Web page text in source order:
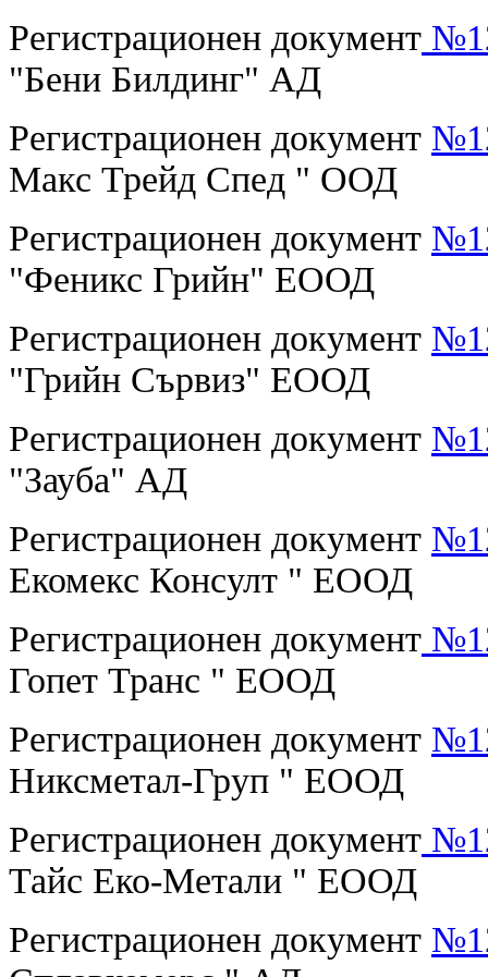
Регистрационен документ
"Бени Билдинг" АД
Регистрационен документ
Макс Трейд Спед " ООД
Регистрационен документ
"Феникс Грийн" ЕООД
Регистрационен документ
"Грийн Сървиз" ЕООД
Регистрационен документ
"Зауба" АД
Регистрационен документ
Екомекс Консулт " ЕООД
Регистрационен документ
Гопет Транс " ЕООД
Регистрационен документ
Никсметал-Груп " ЕООД
Регистрационен документ
Тайс Еко-Метали " ЕООД
Регистрационен документ